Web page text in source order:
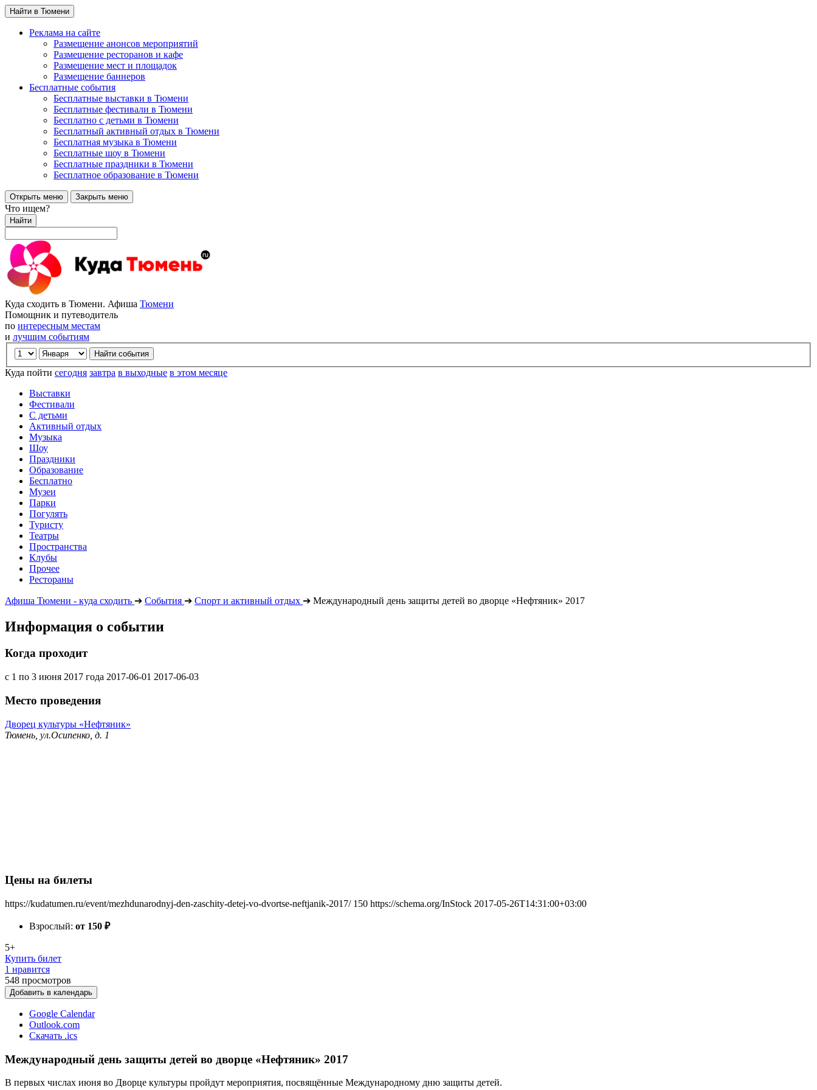
Найти в Тюмени
Реклама на сайте
Размещение анонсов мероприятий
Размещение ресторанов и кафе
Размещение мест и площадок
Размещение баннеров
Бесплатные события
Бесплатные выставки в Тюмени
Бесплатные фестивали в Тюмени
Бесплатно с детьми в Тюмени
Бесплатный активный отдых в Тюмени
Бесплатная музыка в Тюмени
Бесплатные шоу в Тюмени
Бесплатные праздники в Тюмени
Бесплатное образование в Тюмени
Открыть меню Закрыть меню
Что ищем?
Найти
Куда сходить в Тюмени. Афиша Тюмени
Помощник и путеводитель
по интересным местам
и лучшим событиям
Куда пойти сегодня завтра в выходные в этом месяце
Выставки
Фестивали
С детьми
Активный отдых
Музыка
Шоу
Праздники
Образование
Бесплатно
Музеи
Парки
Погулять
Туристу
Театры
Пространства
Клубы
Прочее
Рестораны
Афиша Тюмени - куда сходить ➔ События ➔ Спорт и активный отдых ➔ Международный день защиты детей во дворце «Нефтяник» 2017
Информация о событии
Когда проходит
с 1 по 3 июня 2017 года 2017-06-01 2017-06-03
Место проведения
Дворец культуры «Нефтяник»
Тюмень, ул.Осипенко, д. 1
Цены на билеты
https://kudatumen.ru/event/mezhdunarodnyj-den-zaschity-detej-vo-dvortse-neftjanik-2017/ 150 https://schema.org/InStock 2017-05-26T14:31:00+03:00
Взрослый: от 150 ₽
5+
Купить билет
1 нравится
548 просмотров
Добавить в календарь
Google Calendar
Outlook.com
Скачать .ics
Международный день защиты детей во дворце «Нефтяник» 2017
В первых числах июня во Дворце культуры пройдут мероприятия, посвящённые Международному дню защиты детей.